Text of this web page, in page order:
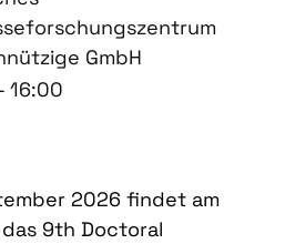
GmbH
16:00
2026 findet am
9th Doctoral